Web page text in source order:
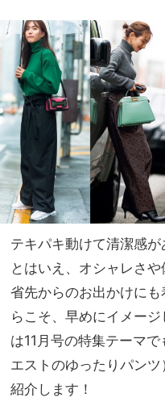
【極
上の
家族
を
テキパキ動けて清潔感が
とはいえ、オシャレさ
省先からのお出かけに
らこそ、早めにイメー
は11月号の特集テーマ
エストのゆったりパン
紹介します！